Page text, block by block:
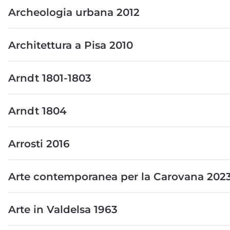
Archeologia urbana 2012
Architettura a Pisa 2010
Arndt 1801-1803
Arndt 1804
Arrosti 2016
Arte contemporanea per la Carovana
Arte in Valdelsa 1963